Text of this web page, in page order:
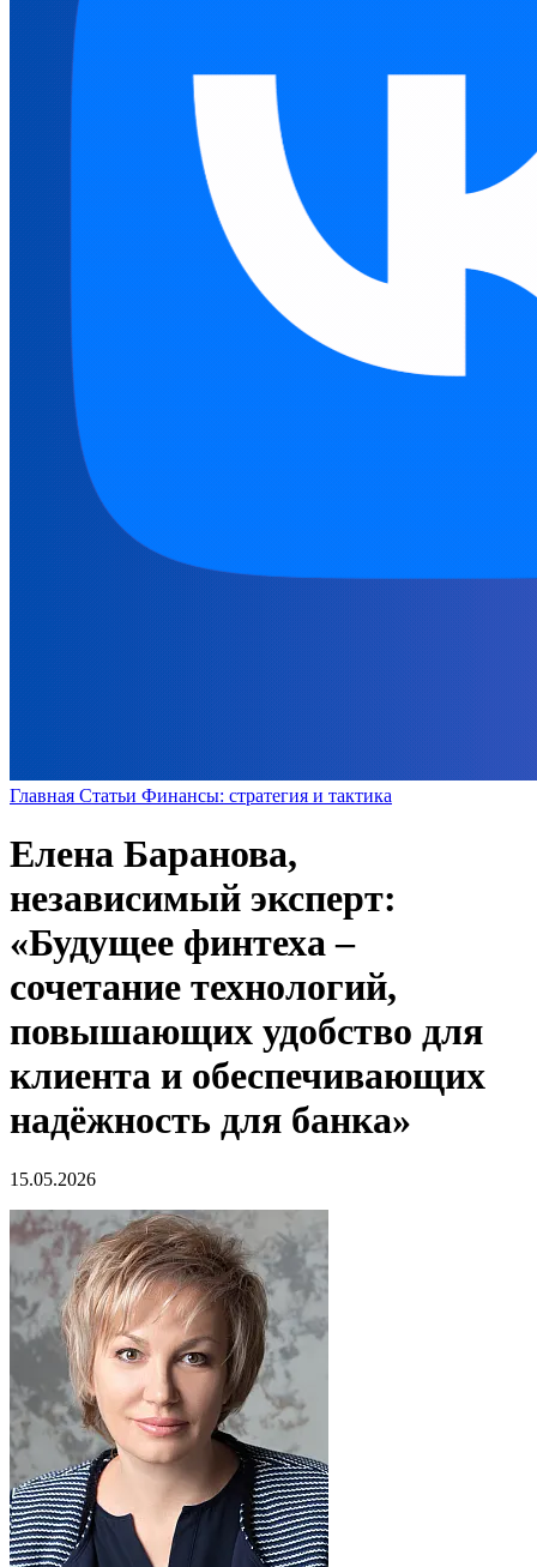
Главная Статьи Финансы: стратегия и тактика
Елена Баранова,
независимый эксперт:
«Будущее финтеха –
сочетание технологий,
повышающих удобство для
клиента и обеспечивающих
надёжность для банка»
15.05.2026